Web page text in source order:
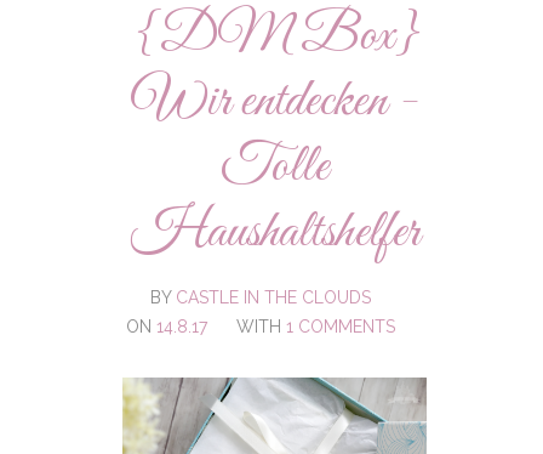
{DM Box}
Wir entdecken -
Tolle
Haushaltshelfer
BY CASTLE IN THE CLOUDS
ON 14.8.17 WITH 1 COMMENTS